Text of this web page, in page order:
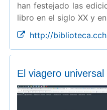
han festejado las
libro en el siglo XX y
http://
El viagero